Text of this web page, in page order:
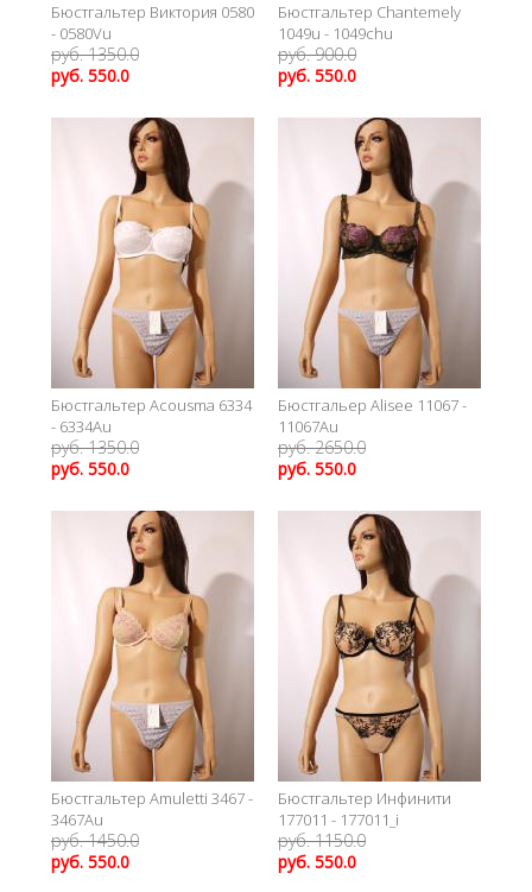
Бюстгальтер Виктория 0580
- 0580Vu
руб. 1350.0
руб. 550.0
Бюстгальтер Chantemely
1049u - 1049chu
руб. 900.0
руб. 550.0
Бюстгальтер Acousma 6334
- 6334Au
руб. 1350.0
руб. 550.0
Бюстгальер Alisee 11067 -
11067Au
руб. 2650.0
руб. 550.0
Бюстгальтер Amuletti 3467 -
3467Au
руб. 1450.0
руб. 550.0
Бюстгальтер Инфинити
177011 - 177011_i
руб. 1150.0
руб. 550.0